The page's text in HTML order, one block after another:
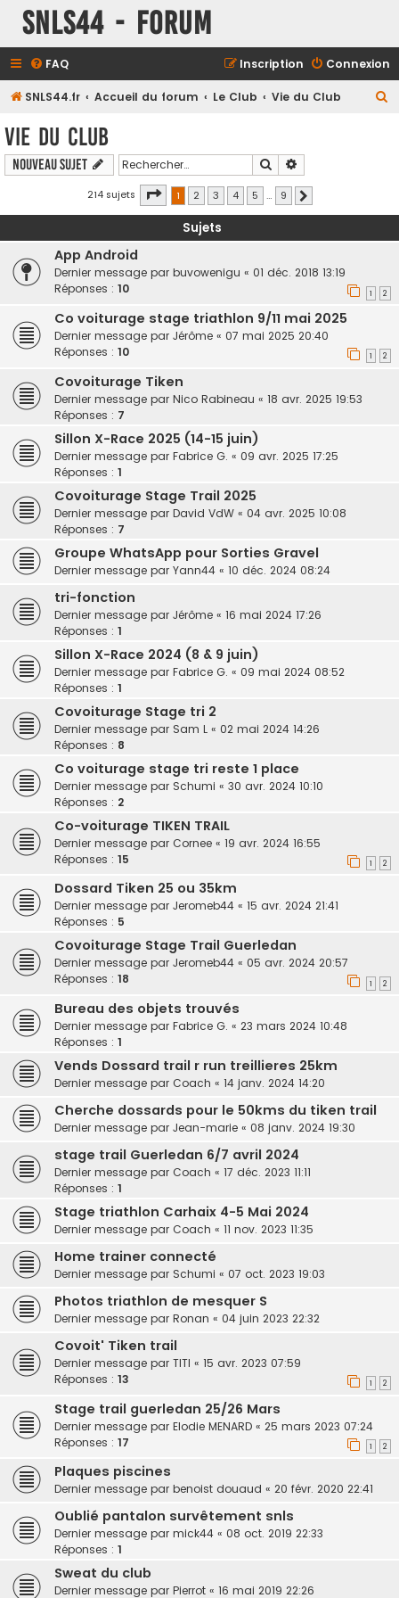
SNLS44 - Forum
FAQ Connexion
Inscription
SNLS44.fr Accueil du forum Le Club Vie du Club
r
r
Vie du Club
Nouveau sujet Rechercher
214 sujets Page 1sur9
1 2 3 4 5 … 9
Sujets
App Android
Dernier message par buvowenigu « 01 déc. 2018 13:19
Réponses : 10 1 2
Co voiturage stage triathlon 9/11 mai 2025
Dernier message par Jérôme « 07 mai 2025 20:40
Réponses : 10 1 2
Covoiturage Tiken
Dernier message par Nico Rabineau « 18 avr. 2025 19:53
Réponses : 7
Sillon X-Race 2025 (14-15 juin)
Dernier message par Fabrice G. « 09 avr. 2025 17:25
Réponses : 1
Covoiturage Stage Trail 2025
Dernier message par David VdW « 04 avr. 2025 10:08
Réponses : 7
Groupe WhatsApp pour Sorties Gravel
Dernier message par Yann44 « 10 déc. 2024 08:24
tri-fonction
Dernier message par Jérôme « 16 mai 2024 17:26
Réponses : 1
Sillon X-Race 2024 (8 & 9 juin)
Dernier message par Fabrice G. « 09 mai 2024 08:52
Réponses : 1
Covoiturage Stage tri 2
Dernier message par Sam L « 02 mai 2024 14:26
Réponses : 8
Co voiturage stage tri reste 1 place
Dernier message par Schumi « 30 avr. 2024 10:10
Réponses : 2
Co-voiturage TIKEN TRAIL
Dernier message par Cornee « 19 avr. 2024 16:55
Réponses : 15 1 2
Dossard Tiken 25 ou 35km
Dernier message par Jeromeb44 « 15 avr. 2024 21:41
Réponses : 5
Covoiturage Stage Trail Guerledan
Dernier message par Jeromeb44 « 05 avr. 2024 20:57
Réponses : 18 1 2
Bureau des objets trouvés
Dernier message par Fabrice G. « 23 mars 2024 10:48
Réponses : 1
Vends Dossard trail r run treillieres 25km
Dernier message par Coach « 14 janv. 2024 14:20
Cherche dossards pour le 50kms du tiken trail
Dernier message par Jean-marie « 08 janv. 2024 19:30
stage trail Guerledan 6/7 avril 2024
Dernier message par Coach « 17 déc. 2023 11:11
Réponses : 1
Stage triathlon Carhaix 4-5 Mai 2024
Dernier message par Coach « 11 nov. 2023 11:35
Home trainer connecté
Dernier message par Schumi « 07 oct. 2023 19:03
Photos triathlon de mesquer S
Dernier message par Ronan « 04 juin 2023 22:32
Covoit' Tiken trail
Dernier message par TITI « 15 avr. 2023 07:59
Réponses : 13 1 2
Stage trail guerledan 25/26 Mars
Dernier message par Elodie MENARD « 25 mars 2023 07:24
Réponses : 17 1 2
Plaques piscines
Dernier message par benoist douaud « 20 févr. 2020 22:41
Oublié pantalon survêtement snls
Dernier message par mick44 « 08 oct. 2019 22:33
Réponses : 1
Sweat du club
Dernier message par Pierrot « 16 mai 2019 22:26